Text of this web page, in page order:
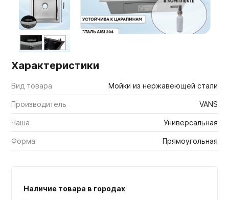
Характеристики
Вид товара Мойки из нержавеющей стали
Производитель VANS
Чаша Универсальная
Форма Прямоугольная
Наличие товара в городах